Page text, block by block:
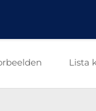
Lista